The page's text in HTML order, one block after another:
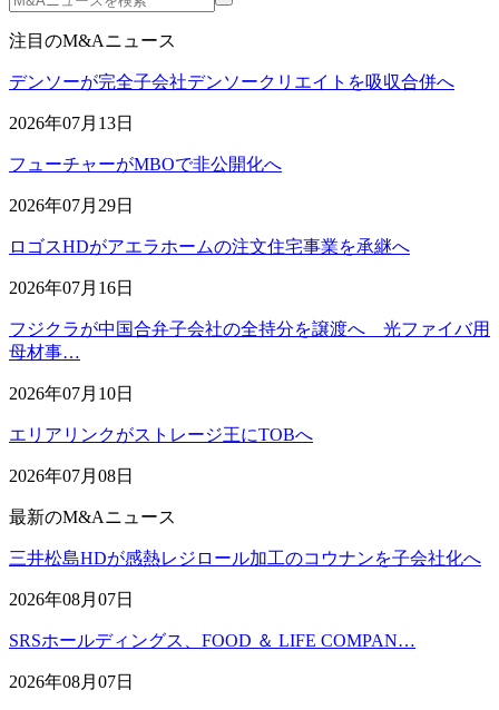
注目のM&Aニュース
デンソーが完全子会社デンソークリエイトを吸収合併へ
2026年07月13日
フューチャーがMBOで非公開化へ
2026年07月29日
ロゴスHDがアエラホームの注文住宅事業を承継へ
2026年07月16日
フジクラが中国合弁子会社の全持分を譲渡へ 光ファイバ用
母材事…
2026年07月10日
エリアリンクがストレージ王にTOBへ
2026年07月08日
最新のM&Aニュース
三井松島HDが感熱レジロール加工のコウナンを子会社化へ
2026年08月07日
SRSホールディングス、FOOD ＆ LIFE COMPAN…
2026年08月07日